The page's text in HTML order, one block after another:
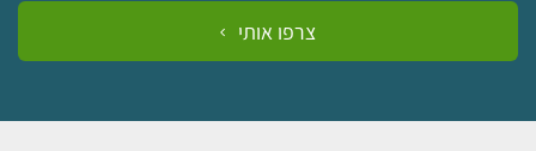
צרפו אותי